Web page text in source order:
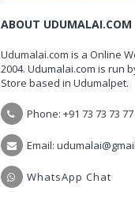
ABOUT UDUMALAI.COM
Udumalai.com is a Online
2004. Udumalai.com is run
Store based in Udumalpet.
Phone: +91 73 73 73
Email:
WhatsApp Chat